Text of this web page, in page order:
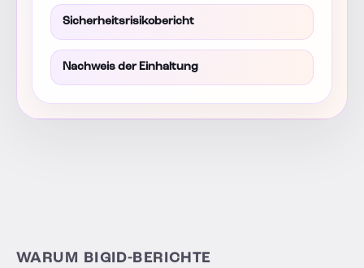
Sicherheitsrisikobericht
Nachweis der Einhaltung
WARUM BIGID-BERICHTE